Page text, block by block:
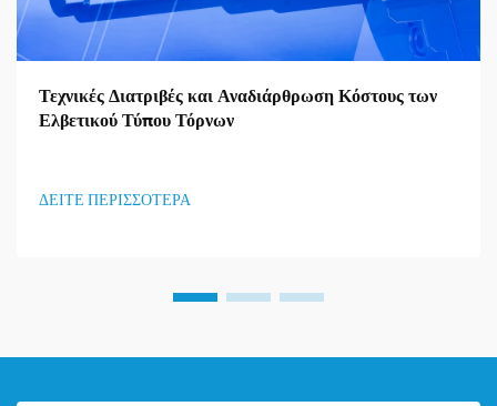
Τεχνικές Διατριβές και Αναδιάρθρωση Κόστους των
Ελβετικού Τύπου Τόρνων
ΔΕΙΤΕ ΠΕΡΙΣΣΟΤΕΡΑ